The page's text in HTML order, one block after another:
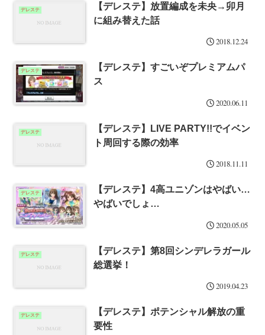
デレステ
【デレステ】放置編成を未央→卯月
に組み替えた話
2018.12.24
デレステ
【デレステ】すごいぞプレミアムパ
ス
2020.06.11
デレステ
【デレステ】LIVE PARTY!!でイベン
ト周回する際の効率
2018.11.11
デレステ
【デレステ】4高ユニゾンはやばい…
やばいでしょ…
2020.05.05
デレステ
【デレステ】第8回シンデレラガール
総選挙！
2019.04.23
デレステ
【デレステ】ポテンシャル解放の重
要性